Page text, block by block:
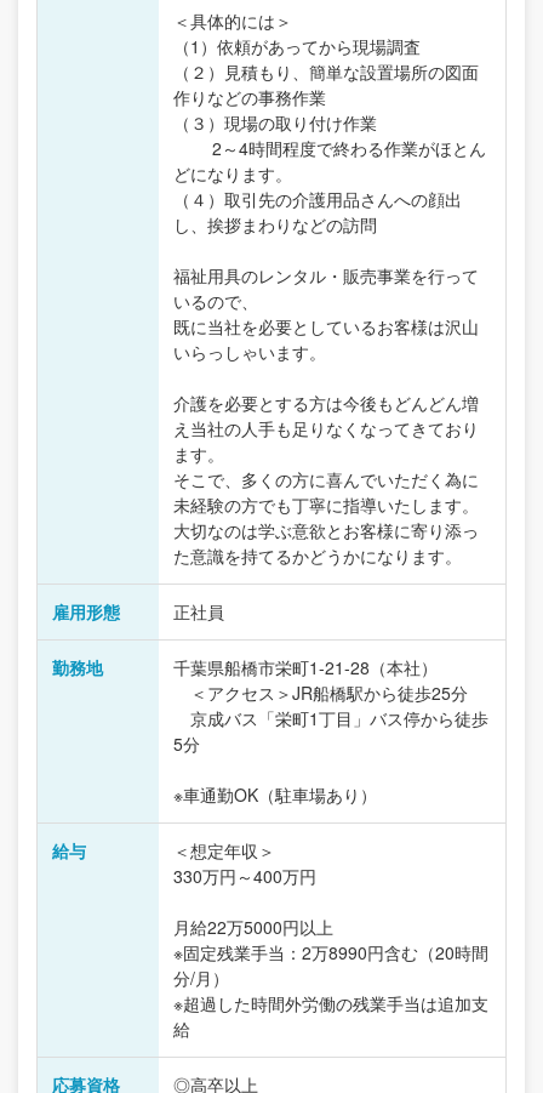
＜具体的には＞
（1）依頼があってから現場調査
（２）見積もり、簡単な設置場所の図面
作りなどの事務作業
（３）現場の取り付け作業
2～4時間程度で終わる作業がほとん
どになります。
（４）取引先の介護用品さんへの顔出
し、挨拶まわりなどの訪問
福祉用具のレンタル・販売事業を行って
いるので、
既に当社を必要としているお客様は沢山
いらっしゃいます。
介護を必要とする方は今後もどんどん増
え当社の人手も足りなくなってきており
ます。
そこで、多くの方に喜んでいただく為に
未経験の方でも丁寧に指導いたします。
大切なのは学ぶ意欲とお客様に寄り添っ
た意識を持てるかどうかになります。
雇用形態 正社員
勤務地
千葉県船橋市栄町1-21-28（本社）
＜アクセス＞JR船橋駅から徒歩25分
京成バス「栄町1丁目」バス停から徒歩
5分
※車通勤OK（駐車場あり）
給与
＜想定年収＞
330万円～400万円
月給22万5000円以上
※固定残業手当：2万8990円含む（20時間
分/月）
※超過した時間外労働の残業手当は追加支
給
応募資格 ◎高卒以上